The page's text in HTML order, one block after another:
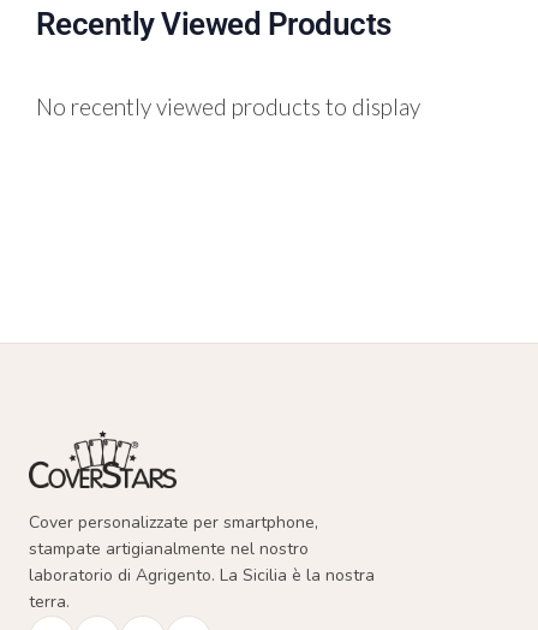
Recently Viewed Products
No recently viewed products to display
Cover personalizzate per smartphone,
stampate artigianalmente nel nostro
laboratorio di Agrigento. La Sicilia è la nostra
terra.